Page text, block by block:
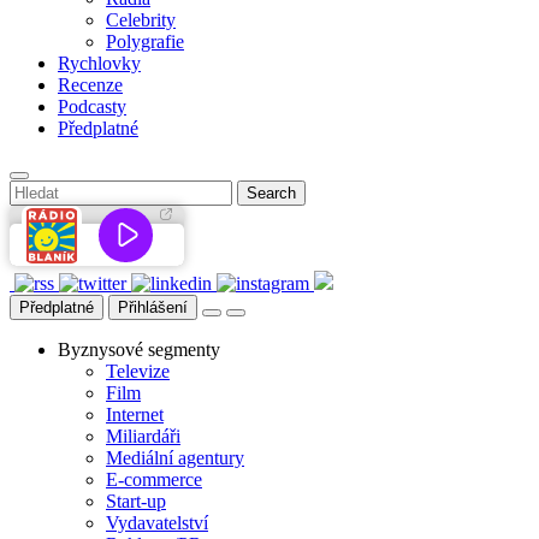
Celebrity
Polygrafie
Rychlovky
Recenze
Podcasty
Předplatné
Předplatné Přihlášení
Byznysové segmenty
Televize
Film
Internet
Miliardáři
Mediální agentury
E-commerce
Start-up
Vydavatelství